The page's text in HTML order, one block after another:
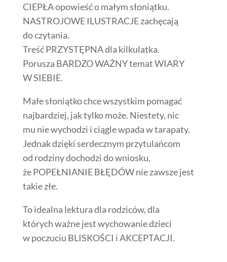
CIEPŁA opowieść o małym słoniątku.
NASTROJOWE ILUSTRACJE zachęcają
do czytania.
Treść PRZYSTĘPNA dla kilkulatka.
Porusza BARDZO WAŻNY temat WIARY
W SIEBIE.
Małe słoniątko chce wszystkim pomagać
najbardziej, jak tylko może. Niestety, nic
mu nie wychodzi i ciągle wpada w tarapaty.
Jednak dzięki serdecznym przytulańcom
od rodziny dochodzi do wniosku,
że POPEŁNIANIE BŁĘDÓW nie zawsze jest
takie złe.
To idealna lektura dla rodziców, dla
których ważne jest wychowanie dzieci
w poczuciu BLISKOŚCI i AKCEPTACJI.